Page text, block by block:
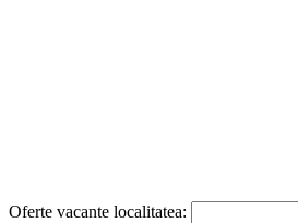
Oferte vacante localitatea: